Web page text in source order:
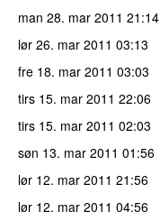
man 28. mar 2011 21:14
lør 26. mar 2011 03:13
fre 18. mar 2011 03:03
tirs 15. mar 2011 22:06
tirs 15. mar 2011 02:03
søn 13. mar 2011 01:56
lør 12. mar 2011 21:56
lør 12. mar 2011 04:56